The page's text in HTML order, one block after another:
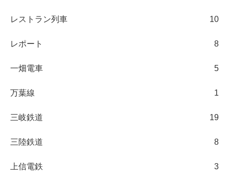
レストラン列車 10
レポート 8
一畑電車 5
万葉線 1
三岐鉄道 19
三陸鉄道 8
上信電鉄 3